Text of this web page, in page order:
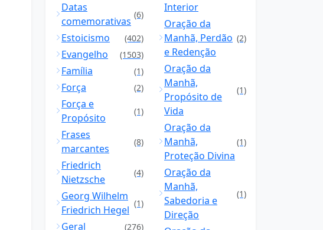
Datas
comemorativas
(6)
Estoicismo (402)
Evangelho (1503)
Família (1)
Força (2)
Força e
Propósito
(1)
Frases
marcantes
(8)
Friedrich
Nietzsche
(4)
Georg Wilhelm
Friedrich Hegel
(1)
Geral (276)
Interior
Oração da
Manhã, Perdão
e Redenção
(2)
Oração da
Manhã,
Propósito de
Vida
(1)
Oração da
Manhã,
Proteção Divina
(1)
Oração da
Manhã,
Sabedoria e
Direção
(1)